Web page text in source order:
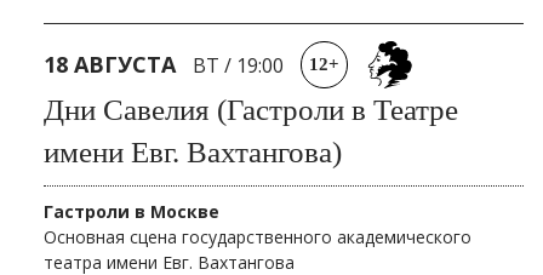
18 АВГУСТА ВТ / 19:00 12+
Дни Савелия (Гастроли в Театре
имени Евг. Вахтангова)
Гастроли в Москве
Основная сцена государственного академического
театра имени Евг. Вахтангова